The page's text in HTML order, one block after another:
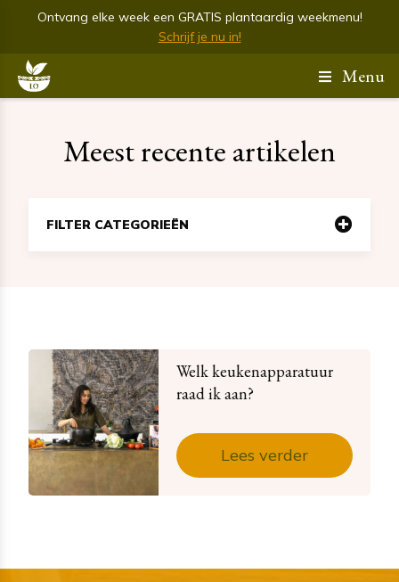
Ontvang elke week een GRATIS plantaardig weekmenu!
Schrijf je nu in!
Menu
Meest recente artikelen
FILTER CATEGORIEËN
Welk keukenapparatuur
raad ik aan?
Lees verder